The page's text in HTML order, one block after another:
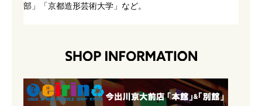
部」「京都造形芸術大学」など。